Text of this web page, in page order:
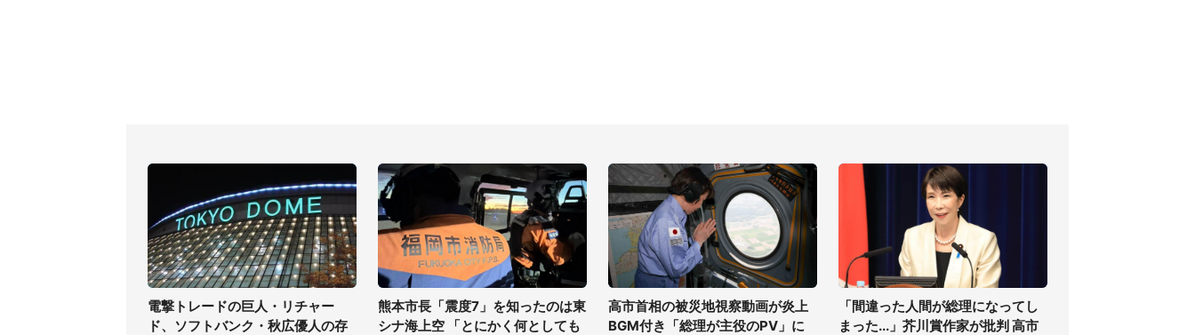
電撃トレードの巨人・リチャー
ド、ソフトバンク・秋広優人の存
熊本市長「震度7」を知ったのは東
シナ海上空 「とにかく何としても
高市首相の被災地視察動画が炎上
BGM付き「総理が主役のPV」に
「間違った人間が総理になってし
まった...」芥川賞作家が批判 高市